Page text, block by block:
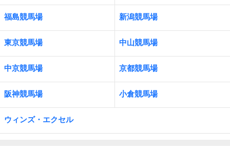
福島競馬場 新潟競馬場
東京競馬場 中山競馬場
中京競馬場 京都競馬場
阪神競馬場 小倉競馬場
ウィンズ・エクセル